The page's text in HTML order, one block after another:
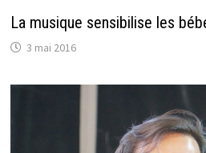
La musique sensibilise les
3 mai 2016